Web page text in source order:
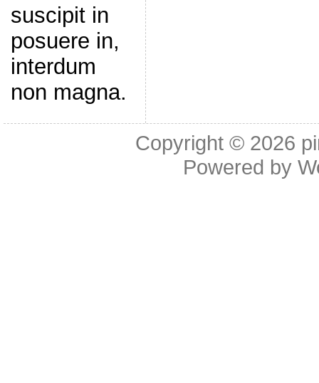
suscipit in
posuere in,
interdum
non magna.
Copyright © 2026
Powered by